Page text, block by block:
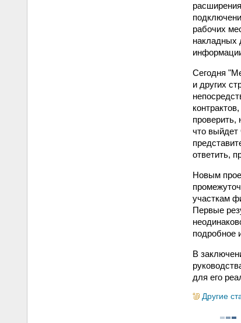
рабочих
накладных
Сегодня
и других
проверить,
что выйдет
ответить,
Новым
участкам
Первые
подробное
В
для его
Другие